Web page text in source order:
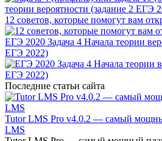
12 советов, которые помогут вам
ЕГЭ 2020 Задача 4 Начала теории
ЕГЭ 2022)
Последние статьи сайта
Tutor LMS Pro v4.0.2 — самый
LMS